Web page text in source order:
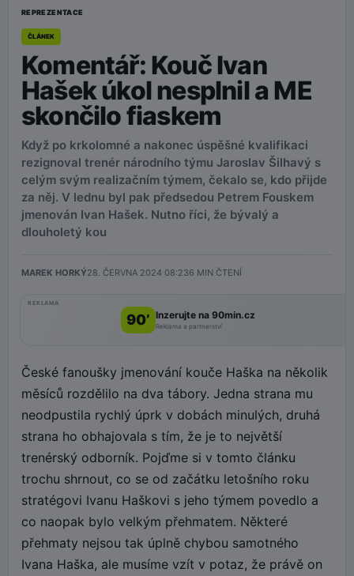
REPREZENTACE
ČLÁNEK
Komentář: Kouč Ivan
Hašek úkol nesplnil a ME
skončilo fiaskem
Když po krkolomné a nakonec úspěšné kvalifikaci
rezignoval trenér národního týmu Jaroslav Šilhavý s
celým svým realizačním týmem, čekalo se, kdo přijde
za něj. V lednu byl pak předsedou Petrem Fouskem
jmenován Ivan Hašek. Nutno říci, že bývalý a
dlouholetý kou
MAREK HORKÝ28. ČERVNA 2024 08:236 MIN ČTENÍ
REKLAMA
90’ Inzerujte na 90min.cz
Reklama a partnerství
České fanoušky jmenování kouče Haška na několik
měsíců rozdělilo na dva tábory. Jedna strana mu
neodpustila rychlý úprk v dobách minulých, druhá
strana ho obhajovala s tím, že je to největší
trenérský odborník. Pojďme si v tomto článku
trochu shrnout, co se od začátku letošního roku
stratégovi Ivanu Haškovi s jeho týmem povedlo a
co naopak bylo velkým přehmatem. Některé
přehmaty nejsou tak úplně chybou samotného
Ivana Haška, ale musíme vzít v potaz, že právě on